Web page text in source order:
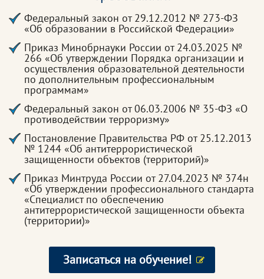
Федеральный закон от 29.12.2012 № 273-ФЗ
«Об образовании в Российской Федерации»
Приказ Минобрнауки России от 24.03.2025 №
266 «Об утверждении Порядка организации и
осуществления образовательной деятельности
по дополнительным профессиональным
программам»
Федеральный закон от 06.03.2006 № 35-ФЗ «О
противодействии терроризму»
Постановление Правительства РФ от 25.12.2013
№ 1244 «Об антитеррористической
защищенности объектов (территорий)»
Приказ Минтруда России от 27.04.2023 № 374н
«Об утверждении профессионального стандарта
«Специалист по обеспечению
антитеррористической защищенности объекта
(территории)»
Записаться на обучение!